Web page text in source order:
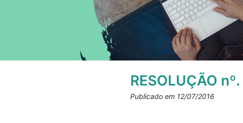
RESOLUÇÃO
Publicado em 12/07/2016